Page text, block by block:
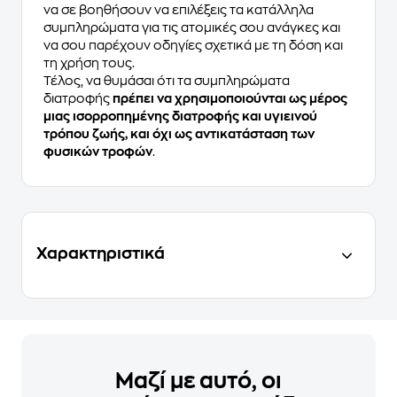
να σε βοηθήσουν να επιλέξεις τα κατάλληλα
συμπληρώματα για τις ατομικές σου ανάγκες και
να σου παρέχουν οδηγίες σχετικά με τη δόση και
τη χρήση τους.
Τέλος, να θυμάσαι ότι τα συμπληρώματα
διατροφής πρέπει να χρησιμοποιούνται ως μέρος
μιας ισορροπημένης διατροφής και υγιεινού
τρόπου ζωής, και όχι ως αντικατάσταση των
φυσικών τροφών.
Χαρακτηριστικά
Μαζί με αυτό, οι